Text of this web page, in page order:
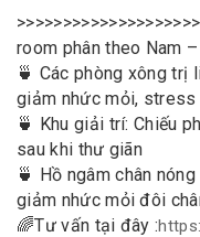
room phân theo Nam
🍵 Các phòng xông
giảm nhức mỏi, stress
🍵 Khu giải trí: Chiếu
sau khi thư giãn
🍵 Hồ ngâm chân
giảm nhức mỏi đôi
🌈Tư vấn tại đây :